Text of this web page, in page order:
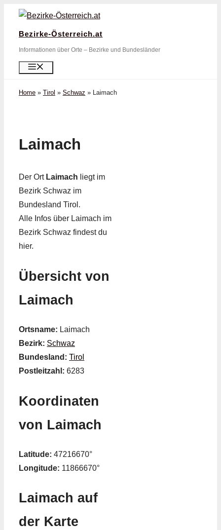
Zum
springen
Bezirke-Österreich.at
Informationen über Orte – Bezirke und Bundesländer
Home » Tirol » Schwaz » Laimach
Laimach
Der Ort Laimach liegt im
Bezirk Schwaz im
Bundesland Tirol.
Alle Infos über Laimach im
Bezirk Schwaz findest du
hier.
Übersicht von
Laimach
Ortsname: Laimach
Bezirk: Schwaz
Bundesland: Tirol
Postleitzahl: 6283
Koordinaten
von Laimach
Latitude: 47216670°
Longitude: 11866670°
Laimach auf
der Karte